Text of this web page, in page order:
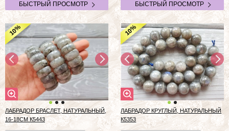
БЫСТРЫЙ ПРОСМОТР БЫСТРЫЙ ПРОСМОТР
10%
ЛАБРАДОР БРАСЛЕТ, НАТУРАЛЬНЫЙ,
16-18СМ К5443
10%
ЛАБРАДОР КРУГЛЫЙ, НАТУРАЛЬНЫЙ
К5353